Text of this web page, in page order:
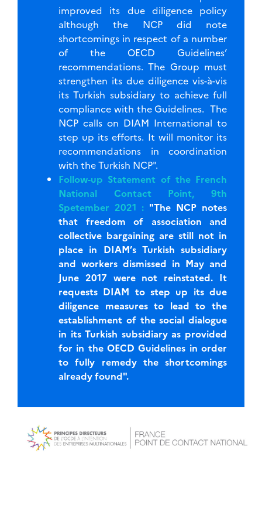
improved its due diligence policy
although the NCP did note
shortcomings in respect of a number
of the OECD Guidelines’
recommendations. The Group must
strengthen its due diligence vis-à-vis
its Turkish subsidiary to achieve full
compliance with the Guidelines. The
NCP calls on DIAM International to
step up its efforts. It will monitor its
recommendations in coordination
with the Turkish NCP".
Follow-up Statement of the French
National Contact Point, 9th
Spetember 2021 : "The NCP notes
that freedom of association and
collective bargaining are still not in
place in DIAM’s Turkish subsidiary
and workers dismissed in May and
June 2017 were not reinstated. It
requests DIAM to step up its due
diligence measures to lead to the
establishment of the social dialogue
in its Turkish subsidiary as provided
for in the OECD Guidelines in order
to fully remedy the shortcomings
already found".